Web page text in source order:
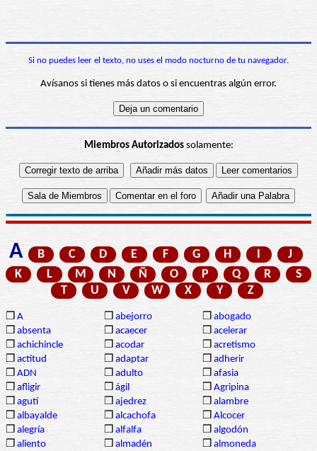
Si no puedes leer el texto, no uses el modo nocturno de tu navegador.
Avísanos si tienes más datos o si encuentras algún error.
Miembros Autorizadossolamente:
A B C D E F G H
J
K
L M N Ñ O P Q R
S
T
U V W X Y Z
❒ A ❒ abejorro ❒ abogado
❒ absenta ❒ acaecer ❒ acelerar
❒ achichincle ❒ acodar ❒ acretismo
❒ actitud ❒ adaptar ❒ adherir
❒ ADN ❒ adulto ❒ afasia
❒ afligir ❒ ágil ❒ Agripina
❒ agutí ❒ ajedrez ❒ alambre
❒ albayalde ❒ alcachofa ❒ Alcocer
❒ alegría ❒ alfalfa ❒ algodón
❒ aliento ❒ almadén ❒ almoneda